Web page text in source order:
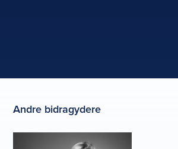
Andre bidragydere